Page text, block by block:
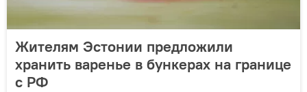
Жителям Эстонии предложили
хранить варенье в бункерах на границе
с РФ